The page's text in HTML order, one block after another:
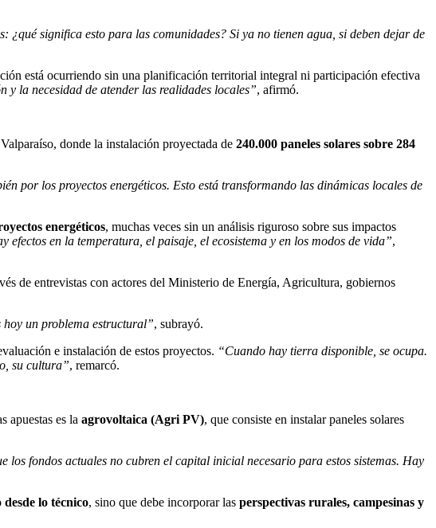
significa esto para las comunidades? Si ya no tienen agua, si deben dejar de
está ocurriendo sin una planificación territorial integral ni participación efectiva
y la necesidad de atender las realidades locales”, afirmó.
donde la instalación proyectada de 240.000 paneles solares sobre 284
por los proyectos energéticos. Esto está transformando las dinámicas locales de
energéticos, muchas veces sin un análisis riguroso sobre sus impactos
en la temperatura, el paisaje, el ecosistema y en los modos de vida”,
de entrevistas con actores del Ministerio de Energía, Agricultura, gobiernos
un problema estructural”, subrayó.
e instalación de estos proyectos. “Cuando hay tierra disponible, se ocupa.
su cultura”, remarcó.
apuestas es la agrovoltaica (Agri PV), que consiste en instalar paneles solares
los fondos actuales no cubren el capital inicial necesario para estos sistemas. Hay
lo técnico, sino que debe incorporar las perspectivas rurales, campesinas y